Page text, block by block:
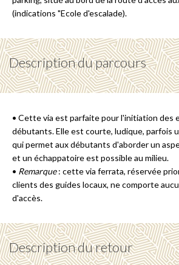
(indications "Ecole d'escalade).
Description du parcours
• Cette via est parfaite pour l'initiation des
débutants. Elle est courte, ludique, parfois
qui permet aux débutants d'aborder un
et un échappatoire est possible au milieu.
• Remarque: cette via ferrata, réservée
clients des guides locaux, ne comporte
d'accès.
Description du retour